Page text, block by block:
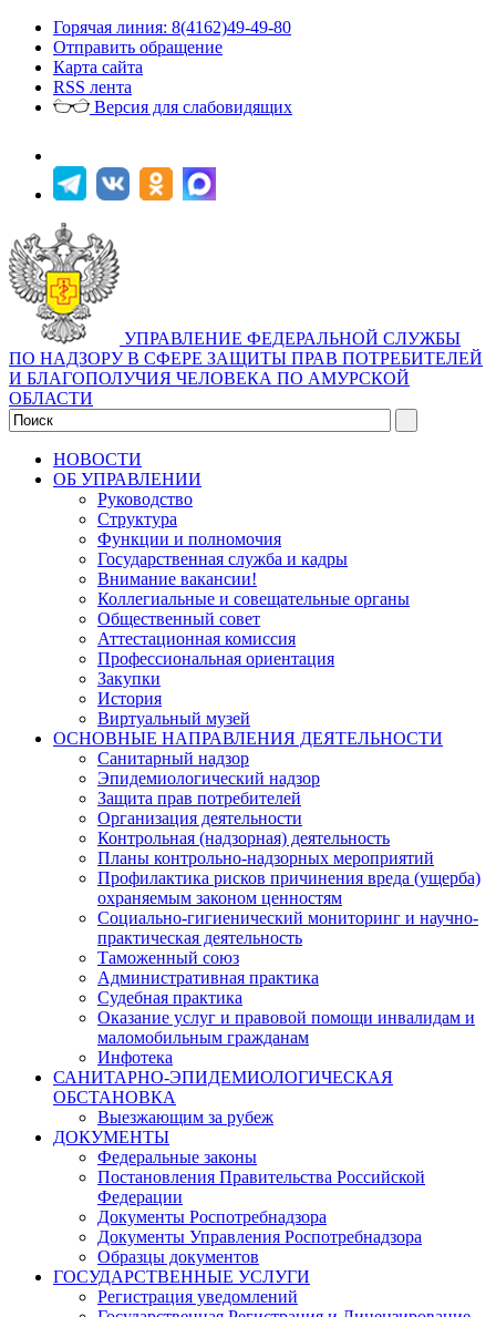
Горячая линия: 8(4162)49-49-80
Отправить обращение
Карта сайта
RSS лента
Версия для слабовидящих
УПРАВЛЕНИЕ ФЕДЕРАЛЬНОЙ СЛУЖБЫ
ПО НАДЗОРУ В СФЕРЕ ЗАЩИТЫ ПРАВ ПОТРЕБИТЕЛЕЙ
И БЛАГОПОЛУЧИЯ ЧЕЛОВЕКА ПО АМУРСКОЙ
ОБЛАСТИ
НОВОСТИ
ОБ УПРАВЛЕНИИ
Руководство
Структура
Функции и полномочия
Государственная служба и кадры
Внимание вакансии!
Коллегиальные и совещательные органы
Общественный совет
Аттестационная комиссия
Профессиональная ориентация
Закупки
История
Виртуальный музей
ОСНОВНЫЕ НАПРАВЛЕНИЯ ДЕЯТЕЛЬНОСТИ
Санитарный надзор
Эпидемиологический надзор
Защита прав потребителей
Организация деятельности
Контрольная (надзорная) деятельность
Планы контрольно-надзорных мероприятий
Профилактика рисков причинения вреда (ущерба)
охраняемым законом ценностям
Социально-гигиенический мониторинг и научно-
практическая деятельность
Таможенный союз
Административная практика
Судебная практика
Оказание услуг и правовой помощи инвалидам и
маломобильным гражданам
Инфотека
САНИТАРНО-ЭПИДЕМИОЛОГИЧЕСКАЯ
ОБСТАНОВКА
Выезжающим за рубеж
ДОКУМЕНТЫ
Федеральные законы
Постановления Правительства Российской
Федерации
Документы Роспотребнадзора
Документы Управления Роспотребнадзора
Образцы документов
ГОСУДАРСТВЕННЫЕ УСЛУГИ
Регистрация уведомлений